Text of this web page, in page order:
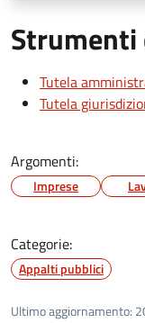
Tutela
Tutela
Argomenti:
Imprese
Categorie:
Appalti pubblici
Ultimo aggiornamento: